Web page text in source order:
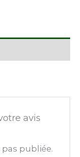
avis
pas publiée.